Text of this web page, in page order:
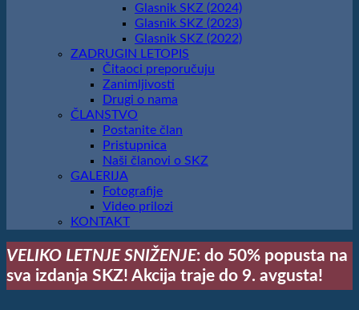
Glasnik SKZ (2024)
Glasnik SKZ (2023)
Glasnik SKZ (2022)
ZADRUGIN LETOPIS
Čitaoci preporučuju
Zanimljivosti
Drugi o nama
ČLANSTVO
Postanite član
Pristupnica
Naši članovi o SKZ
GALERIJA
Fotografije
Video prilozi
KONTAKT
VELIKO LETNJE SNIŽENJE: do 50% popusta na
sva izdanja SKZ! Akcija traje do 9. avgusta!